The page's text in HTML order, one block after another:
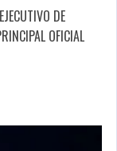
DE
OFICIAL